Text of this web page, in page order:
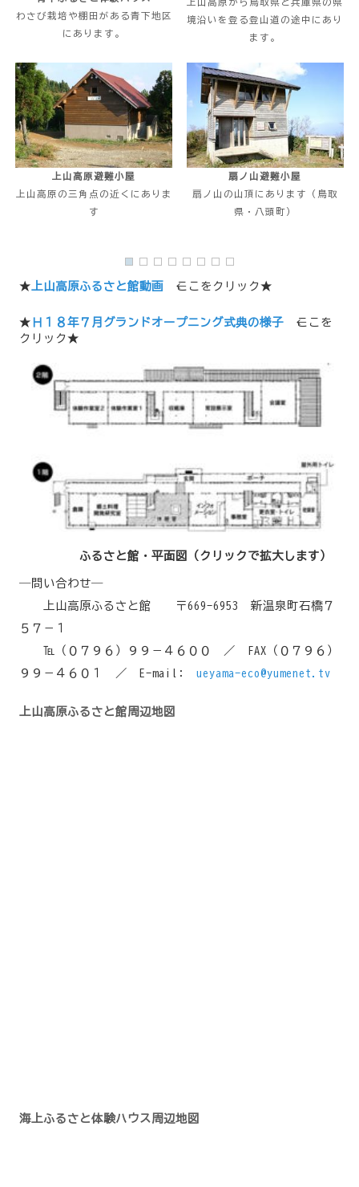
わさび栽培や棚田がある青下地区
にあります。
上山高原から鳥取県と兵庫県の県
境沿いを登る登山道の途中にあり
ます。
上山高原避難小屋
上山高原の三角点の近くにありま
す
扇ノ山避難小屋
扇ノ山の山頂にあります（鳥取
県・八頭町）
★上山高原ふるさと館動画 ←ここをクリック★
★ Ｈ１８年７月グランドオープニング式典の様子←ここを
クリック★
ふるさと館・平面図（クリックで拡大します）
―問い合わせ―
上山高原ふるさと館 〒669-6953 新温泉町石橋７
５７－１
℡（０７９６）９９－４６００ ／ FAX（０７９６）
９９－４６０１ ／ E-mail: ueyama-eco@yumenet.tv
上山高原ふるさと館周辺地図
海上ふるさと体験ハウス周辺地図